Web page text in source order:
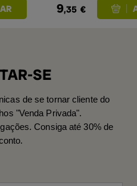
9,35 €
SE
de se tornar cliente do
"Venda Privada".
Consiga até 30% de